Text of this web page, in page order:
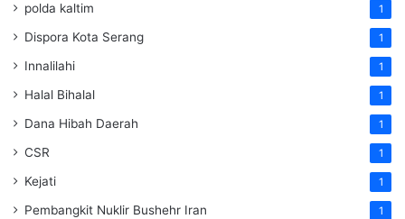
polda kaltim 1
Dispora Kota Serang 1
Innalilahi 1
Halal Bihalal 1
Dana Hibah Daerah 1
CSR 1
Kejati 1
Pembangkit Nuklir Bushehr Iran 1